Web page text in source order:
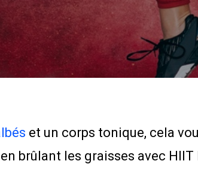
et un corps tonique, cela
brûlant les graisses avec HIIT